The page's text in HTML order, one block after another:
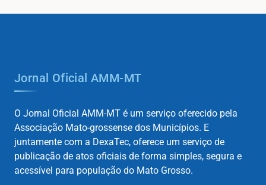
Jornal Oficial AMM-MT
O Jornal Oficial AMM-MT é um serviço oferecido pela
Associação Mato-grossense dos Municípios. E
juntamente com a DexaTec, oferece um serviço de
publicação de atos oficiais de forma simples, segura e
acessível para população do Mato Grosso.